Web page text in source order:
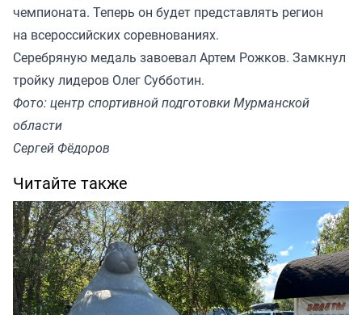
чемпионата. Теперь он будет представлять регион
на всероссийских соревнованиях.
Серебряную медаль завоевал Артем Рожков. Замкнул
тройку лидеров Олег Субботин.
Фото: центр спортивной подготовки Мурманской
области
Сергей Фёдоров
Читайте также